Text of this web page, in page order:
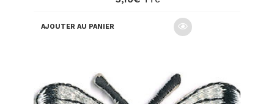
AJOUTER AU PANIER